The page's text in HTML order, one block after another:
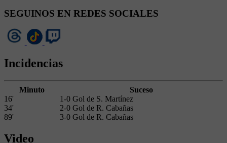
SEGUINOS EN REDES SOCIALES
Incidencias
Minuto
Suceso
16'
1-0 Gol de S. Martínez
34'
2-0 Gol de R. Cabañas
89'
3-0 Gol de R. Cabañas
Video